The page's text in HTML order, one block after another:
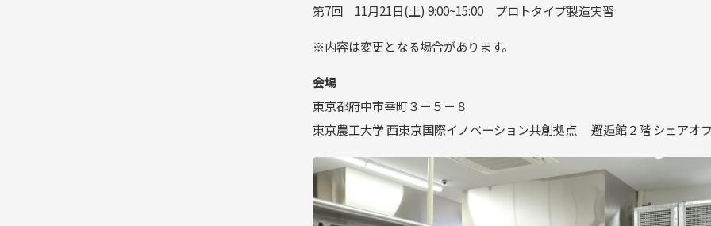
第7回 11月21日(土) 9:00~15:00 プロトタイプ製造実習
※内容は変更となる場合があります。
会場
東京都府中市幸町３－５－８
東京農工大学 西東京国際イノベーション共創拠点 邂逅館２階 シェア